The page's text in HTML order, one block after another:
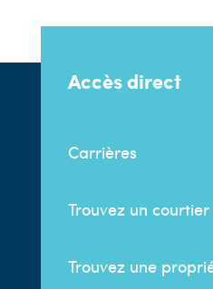
Accès direct
Carrières
Trouvez un courtier
Trouvez une